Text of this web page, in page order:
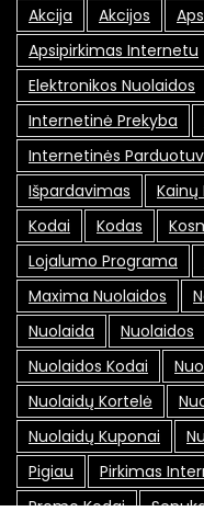
Akcija Akcijos
Apsipirkimas Internetu
Elektronikos Nuolaidos
Internetinė Prekyba
Internetinės
Išpardavimas
Kainų
Kodai
Kodas
Lojalumo Programa
Maxima Nuolaidos
Nuolaida
Nuolaidos
Nuolaidos Kodai
Nuolaidų Kortelė
Nuolaidų Kuponai
Pigiau
Pirkimas
Promo Kodai